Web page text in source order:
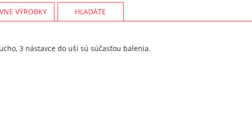
VÝROBKY HĽADÁTE
3 nástavce do uší sú súčasťou balenia.